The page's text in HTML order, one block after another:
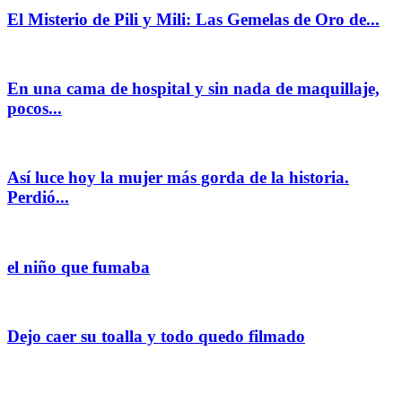
El Misterio de Pili y Mili: Las Gemelas de Oro de...
En una cama de hospital y sin nada de maquillaje,
pocos...
Así luce hoy la mujer más gorda de la historia.
Perdió...
el niño que fumaba
Dejo caer su toalla y todo quedo filmado